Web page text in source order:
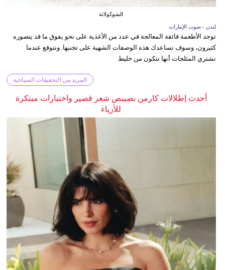
الشوكولاتة
لندن - صوت الإمارات
توجد الأطعمة فائقة المعالجة في عدد من الأغذية على نحو يفوق ما قد يتصوره
كثيرون، وسوف تساعدك هذه الوصفات الشهية على تجنبها. ونتوقع عندما
نشتري المثلجات أنها تتكون من خليط
المزيد من التحقيقات السياحية
أحدث إطلالات كارمن بصيبص شعر قصير واختيارات مبتكرة
للأزياء